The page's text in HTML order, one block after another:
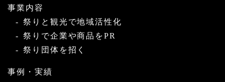
事業内容
祭りと観光で地域活性化
祭りで企業や商品をPR
祭り団体を招く
事例・実績